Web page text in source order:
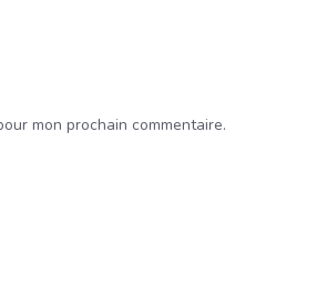
mon prochain commentaire.